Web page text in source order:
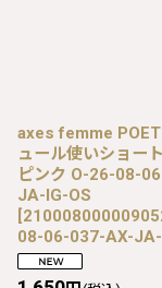
axes femme
ュール使いショー
ピンク O-26-08-
JA-IG-OS
[
08-06-037-AX-JA-